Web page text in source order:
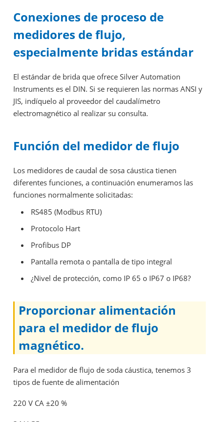
Conexiones de proceso de
medidores de flujo,
especialmente bridas estándar
El estándar de brida que ofrece Silver Automation
Instruments es el DIN. Si se requieren las normas ANSI y
JIS, indíquelo al proveedor del caudalímetro
electromagnético al realizar su consulta.
Función del medidor de flujo
Los medidores de caudal de sosa cáustica tienen
diferentes funciones, a continuación enumeramos las
funciones normalmente solicitadas:
RS485 (Modbus RTU)
Protocolo Hart
Profibus DP
Pantalla remota o pantalla de tipo integral
¿Nivel de protección, como IP 65 o IP67 o IP68?
Proporcionar alimentación
para el medidor de flujo
magnético.
Para el medidor de flujo de soda cáustica, tenemos 3
tipos de fuente de alimentación
220 V CA ±20 %